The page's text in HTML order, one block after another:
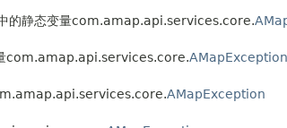
的静态变量com.amap.api.services.core.
com.amap.api.services.core.AMapException
AMapException